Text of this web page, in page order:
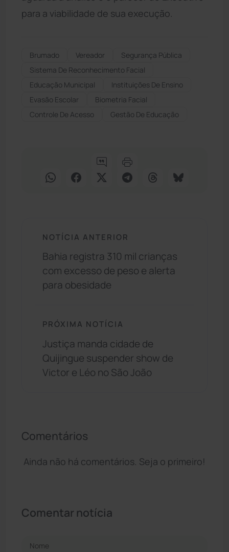
para a viabilidade de sua execução.
Brumado Vereador
Segurança Pública
Sistema De Reconhecimento Facial
Educação Municipal
Instituições De Ensino
Evasão Escolar
Biometria Facial
Controle De Acesso
Gestão De Educação
NOTÍCIA ANTERIOR
Bahia registra 310 mil crianças
com excesso de peso e alerta
para obesidade
PRÓXIMA NOTÍCIA
Justiça manda cidade de
Quijingue suspender show de
Victor e Léo no São João
Comentários
Ainda não há comentários. Seja o primeiro!
Comentar notícia